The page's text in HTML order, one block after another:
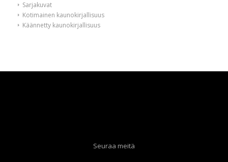
Sarjakuvat
Kotimainen kaunokirjallisuus
Käännetty kaunokirjallisuus
Seuraa meitä